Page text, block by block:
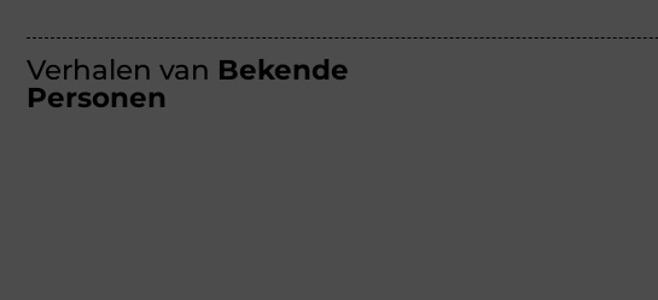
Verhalen van Bekende
Personen